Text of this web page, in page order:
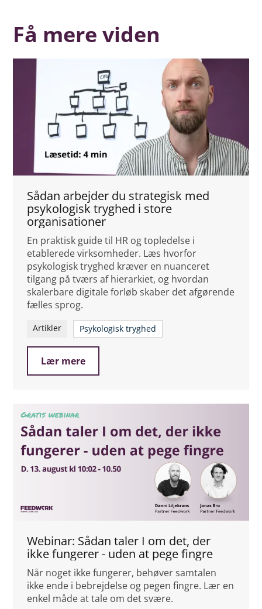
Få mere viden
Sådan arbejder du strategisk med
psykologisk tryghed i store
organisationer
En praktisk guide til HR og topledelse i
etablerede virksomheder. Læs hvorfor
psykologisk tryghed kræver en nuanceret
tilgang på tværs af hierarkiet, og hvordan
skalerbare digitale forløb skaber det afgørende
fælles sprog.
Artikler Psykologisk tryghed
Lær mere
Webinar: Sådan taler I om det, der
ikke fungerer - uden at pege fingre
Når noget ikke fungerer, behøver samtalen
ikke ende i bebrejdelse og pegen fingre. Lær en
enkel måde at tale om det svære.